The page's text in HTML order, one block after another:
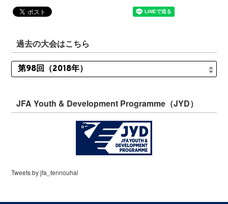
過去の大会はこちら
JFA Youth & Development Programme（JYD）
Tweets by jfa_tennouhai